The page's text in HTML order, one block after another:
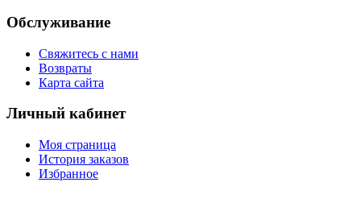
Обслуживание
Свяжитесь с нами
Возвраты
Карта сайта
Личный кабинет
Моя страница
История заказов
Избранное